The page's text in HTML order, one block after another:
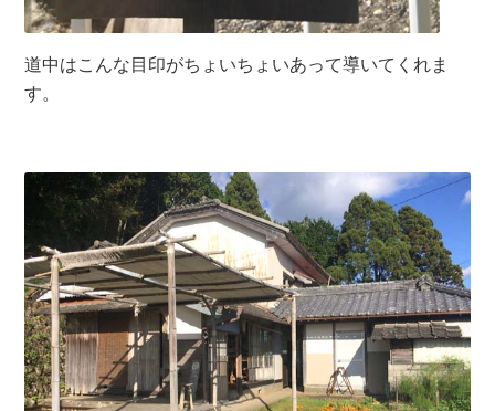
道中はこんな目印がちょいちょいあって導いてくれま
す。